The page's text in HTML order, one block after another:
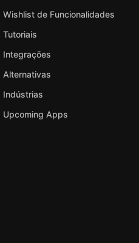
Wishlist de Funcionalidades
Tutoriais
Integrações
Alternativas
Indústrias
Upcoming Apps